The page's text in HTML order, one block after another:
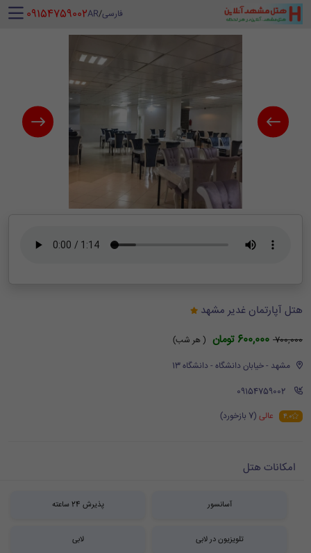
فارسی/
AR
‪ 09154759002
هتل آپارتمان غدیر مشهد
700,000 600,000 تومان
( هر شب)
مشهد - خیابان دانشگاه - دانشگاه 13
‪ 09154759002
4.0 عالی (7 بازخورد)
امکانات هتل
آسانسور پذیرش 24 ساعته
تلویزیون در لابی لابی